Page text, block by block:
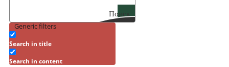
Поиск
Generic filters
Search in title
Search in content